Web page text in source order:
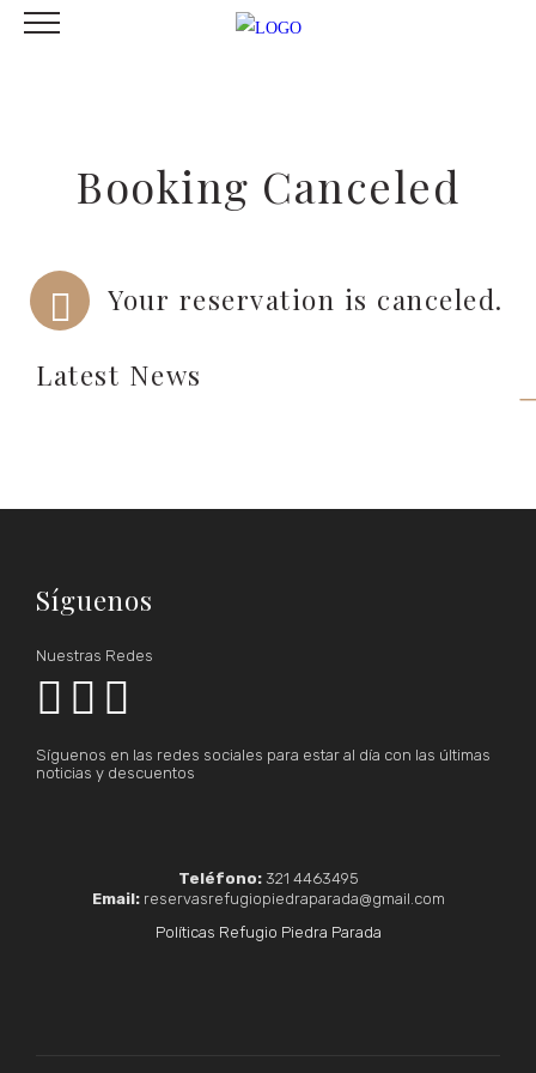
Booking Canceled
Your reservation is canceled.
Latest News
Síguenos
Nuestras Redes
  
Síguenos en las redes sociales para estar al día con las últimas
noticias y descuentos
Teléfono:321 4463495
Email:reservasrefugiopiedraparada@gmail.com
Políticas Refugio Piedra Parada